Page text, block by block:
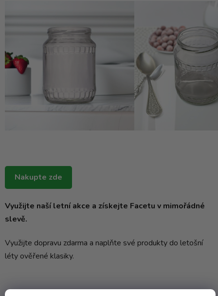
Nakupte zde
Využijte naší letní akce a získejte Facetu v mimořádné
slevě.
Využijte dopravu zdarma a naplňte své produkty do letošní
léty ověřené klasiky.